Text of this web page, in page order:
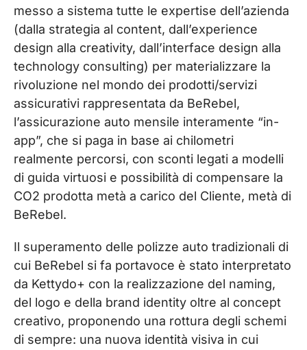
messo a sistema tutte le expertise dell’azienda
(dalla strategia al content, dall’experience
design alla creativity, dall’interface design alla
technology consulting) per materializzare la
rivoluzione nel mondo dei prodotti/servizi
assicurativi rappresentata da BeRebel,
l’assicurazione auto mensile interamente “in-
app”, che si paga in base ai chilometri
realmente percorsi, con sconti legati a modelli
di guida virtuosi e possibilità di compensare la
CO2 prodotta metà a carico del Cliente, metà di
BeRebel.
Il superamento delle polizze auto tradizionali di
cui BeRebel si fa portavoce è stato interpretato
da Kettydo+ con la realizzazione del naming,
del logo e della brand identity oltre al concept
creativo, proponendo una rottura degli schemi
di sempre: una nuova identità visiva in cui